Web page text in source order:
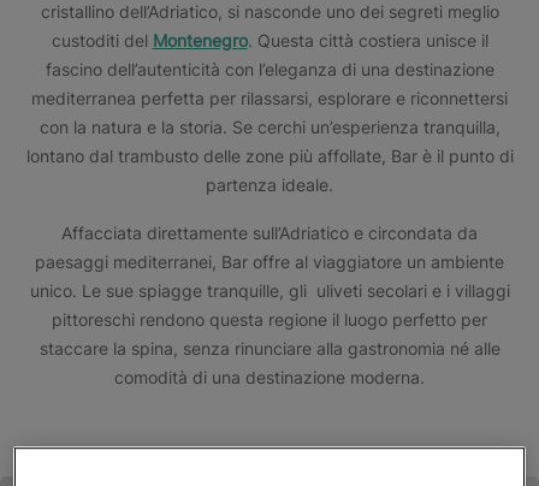
cristallino dell’Adriatico, si nasconde uno dei segreti meglio
custoditi del Montenegro. Questa città costiera unisce il
fascino dell’autenticità con l’eleganza di una destinazione
mediterranea perfetta per rilassarsi, esplorare e riconnettersi
con la natura e la storia. Se cerchi un’esperienza tranquilla,
lontano dal trambusto delle zone più affollate, Bar è il punto di
partenza ideale.
Affacciata direttamente sull’Adriatico e circondata da
paesaggi mediterranei, Bar offre al viaggiatore un ambiente
unico. Le sue spiagge tranquille, gli uliveti secolari e i villaggi
pittoreschi rendono questa regione il luogo perfetto per
staccare la spina, senza rinunciare alla gastronomia né alle
comodità di una destinazione moderna.